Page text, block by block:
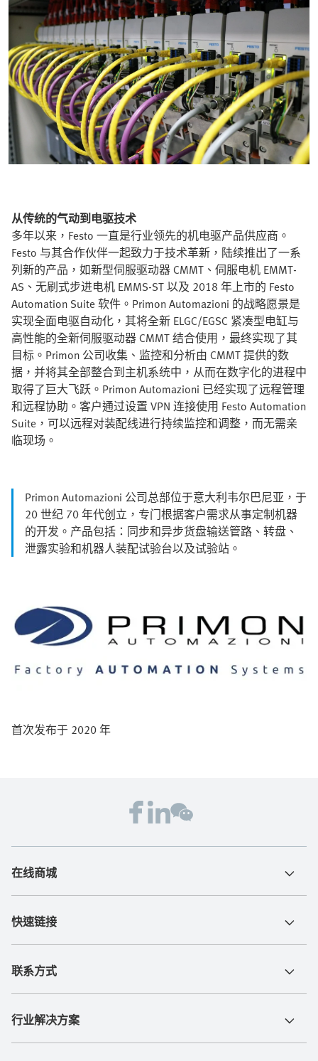
从传统的气动到电驱技术
多年以来，Festo 一直是行业领先的机电驱产品供应商。
Festo 与其合作伙伴一起致力于技术革新，陆续推出了一系
列新的产品，如新型伺服驱动器 CMMT、伺服电机 EMMT-
AS、无刷式步进电机 EMMS-ST 以及 2018 年上市的 Festo
Automation Suite 软件。Primon Automazioni 的战略愿景是
实现全面电驱自动化，其将全新 ELGC/EGSC 紧凑型电缸与
高性能的全新伺服驱动器 CMMT 结合使用，最终实现了其
目标。Primon 公司收集、监控和分析由 CMMT 提供的数
据，并将其全部整合到主机系统中，从而在数字化的进程中
取得了巨大飞跃。Primon Automazioni 已经实现了远程管理
和远程协助。客户通过设置 VPN 连接使用 Festo Automation
Suite，可以远程对装配线进行持续监控和调整，而无需亲
临现场。
Primon Automazioni 公司总部位于意大利韦尔巴尼亚，于
20 世纪 70 年代创立，专门根据客户需求从事定制机器
的开发。产品包括：同步和异步货盘输送管路、转盘、
泄露实验和机器人装配试验台以及试验站。
首次发布于 2020 年
在线商城
快速链接
联系方式
行业解决方案